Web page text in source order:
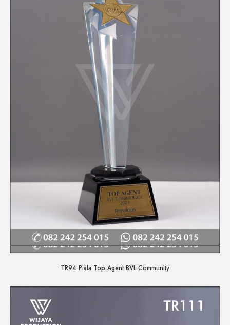
Quick View
TR94 Piala Top Agent BVL Community